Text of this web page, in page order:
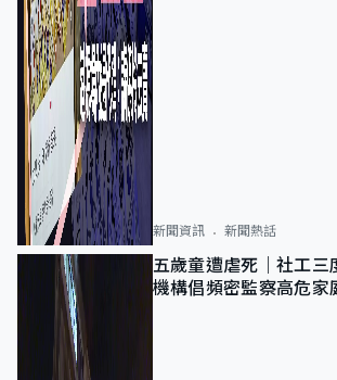
新聞資訊 新聞熱話
五歲童遭虐死｜社工
機構倡頻密監察高危